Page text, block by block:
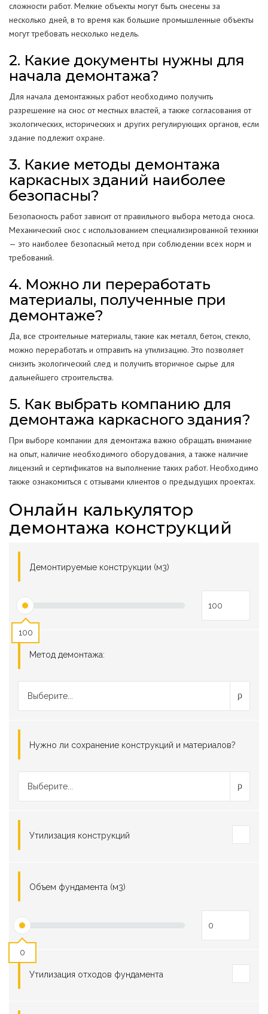
сложности работ. Мелкие объекты могут быть снесены за
несколько дней, в то время как большие промышленные объекты
могут требовать несколько недель.
2. Какие документы нужны для
начала демонтажа?
Для начала демонтажных работ необходимо получить
разрешение на снос от местных властей, а также согласования от
экологических, исторических и других регулирующих органов, если
здание подлежит охране.
3. Какие методы демонтажа
каркасных зданий наиболее
безопасны?
Безопасность работ зависит от правильного выбора метода сноса.
Механический снос с использованием специализированной техники
— это наиболее безопасный метод при соблюдении всех норм и
требований.
4. Можно ли переработать
материалы, полученные при
демонтаже?
Да, все строительные материалы, такие как металл, бетон, стекло,
можно переработать и отправить на утилизацию. Это позволяет
снизить экологический след и получить вторичное сырье для
дальнейшего строительства.
5. Как выбрать компанию для
демонтажа каркасного здания?
При выборе компании для демонтажа важно обращать внимание
на опыт, наличие необходимого оборудования, а также наличие
лицензий и сертификатов на выполнение таких работ. Необходимо
также ознакомиться с отзывами клиентов о предыдущих проектах.
Онлайн калькулятор
демонтажа конструкций
Демонтируемые конструкции (м3)
100
Метод демонтажа:
Выберите...
Нужно ли сохранение конструкций и материалов?
Выберите...
Утилизация конструкций
Объем фундамента (м3)
0
Утилизация отходов фундамента